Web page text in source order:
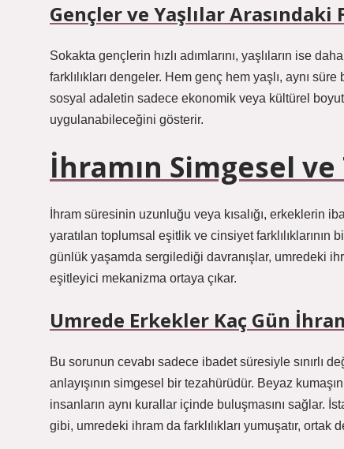
Gençler ve Yaşlılar Arasındaki
Sokakta gençlerin hızlı adımlarını, yaşlıların ise
farklılıkları dengeler. Hem genç hem yaşlı, aynı
sosyal adaletin sadece ekonomik veya kültürel
uygulanabileceğini gösterir.
İhramın Simgesel
İhram süresinin uzunluğu veya kısalığı, erkeklerin
yaratılan toplumsal eşitlik ve cinsiyet
günlük yaşamda sergilediği davranışlar, umredeki
eşitleyici mekanizma ortaya çıkar.
Umrede Erkekler Kaç Gün
Bu sorunun cevabı sadece ibadet süresiyle sınırlı
anlayışının simgesel bir tezahürüdür. Beyaz
insanların aynı kurallar içinde buluşmasını sağlar.
gibi, umredeki ihram da farklılıkları yumuşatır, ortak